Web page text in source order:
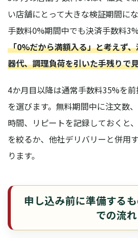
い店舗にとって大きな検証期間に
手数料0%期間中でも決済手数料
「0%だから満額入る」と考えず
器代、調理負荷を引いた手残りで
4か月目以降は通常手数料35%を
を選びます。無料期間中に注文数
時間、リピートを記録しておくと
を絞るか、他社デリバリーと併用
ります。
申し込み前に準備する
での流れ